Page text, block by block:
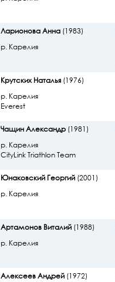
Ларионова Анна(1983)
р. Карелия
Крутских Наталья(1976)
р. Карелия
Everest
Чащин Александр(1981)
р. Карелия
CityLink Triathlon Team
Юнаковский Георгий(2001)
р. Карелия
Артамонов Виталий(1988)
р. Карелия
Алексеев Андрей(1972)